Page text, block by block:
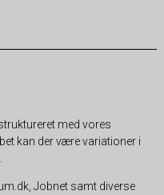
med vores
kan der være variationer i
Jobnet samt diverse